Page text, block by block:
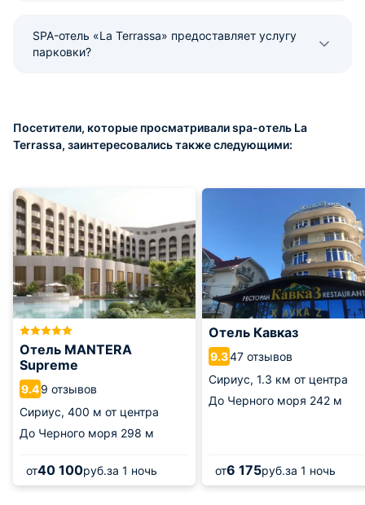
SPA-отель «La Terrassa» предоставляет услугу
парковки?
Посетители, которые просматривали spa-отель La
Terrassa, заинтересовались также следующими:
Отель MANTERA
Supreme
9.49 отзывов
Сириус, 400 м от центра
До Черного моря 298 м
от40 100руб.за 1 ночь
Отель Кавказ
9.347 отзывов
Сириус, 1.3 км от центра
До Черного моря 242 м
от6 175руб.за 1 ночь